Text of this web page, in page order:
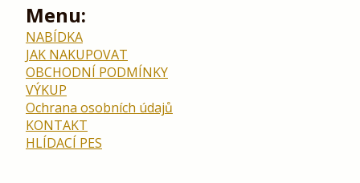
Menu:
NABÍDKA
JAK NAKUPOVAT
OBCHODNÍ PODMÍNKY
VÝKUP
Ochrana osobních údajů
KONTAKT
HLÍDACÍ PES